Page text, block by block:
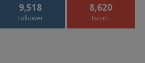
9,518
Follower
8,620
Iscritti